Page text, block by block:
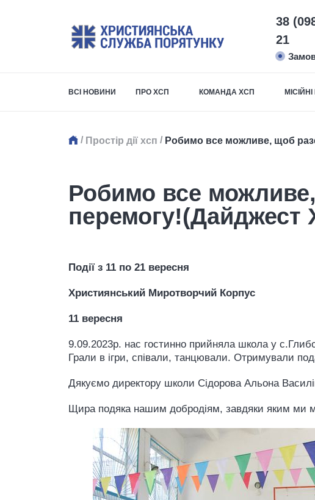
38
21
ВСІ НОВИНИ ПРО ХСП КОМАНДА ХСП
/ Простір дії хсп / Робимо все можливе, щоб
Робимо все
Події з 11 по 21 вересня
Християнський Миротворчий Корпус
11 вересня
9.09.2023р. нас гостинно прийняла школа у
Грали в ігри, співали, танцювали. Отримували
Дякуємо директору школи Сідорова Альона
Щира подяка нашим добродіям, завдяки яким ми